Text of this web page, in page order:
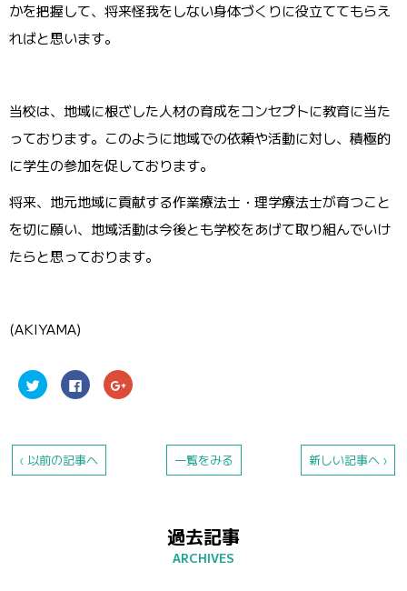
かを把握して、将来怪我をしない身体づくりに役立ててもらえ
ればと思います。
当校は、地域に根ざした人材の育成をコンセプトに教育に当た
っております。このように地域での依頼や活動に対し、積極的
に学生の参加を促しております。
将来、地元地域に貢献する作業療法士・理学療法士が育つこと
を切に願い、地域活動は今後とも学校をあげて取り組んでいけ
たらと思っております。
(AKIYAMA)
ク
リ
Twitter
で
共
有
Facebook
で
に
は
ク
リ
ク
リ
Google+
‹ 以前の記事へ 一覧をみる 新しい記事へ ›
過去記事